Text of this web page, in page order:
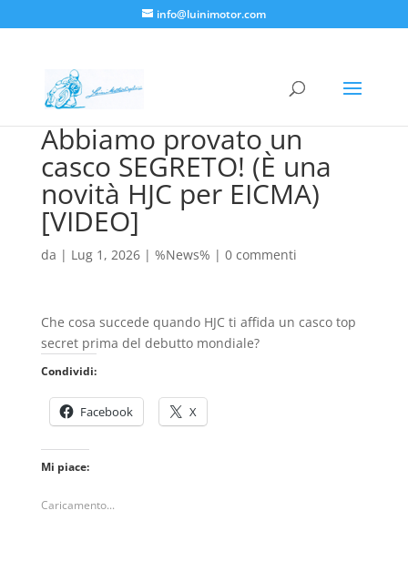
info@luinimotor.com
Abbiamo provato un
casco SEGRETO! (È una
novità HJC per EICMA)
[VIDEO]
da | Lug 1, 2026| %News% | 0 commenti
Che cosa succede quando HJC ti affida un casco top
secret prima del debutto mondiale?
Condividi:
Facebook X
Mi piace:
Caricamento...